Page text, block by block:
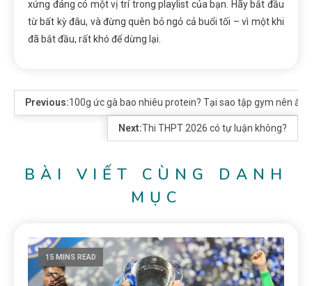
xứng đáng có một vị trí trong playlist của bạn. Hãy bắt đầu
từ bất kỳ đâu, và đừng quên bỏ ngỏ cả buổi tối – vì một khi
đã bắt đầu, rất khó để dừng lại.
Previous:100g ức gà bao nhiêu protein? Tại sao tập gym nên ăn
Next:Thi THPT 2026 có tự luận không?
BÀI VIẾT CÙNG DANH
MỤC
15 MINS READ